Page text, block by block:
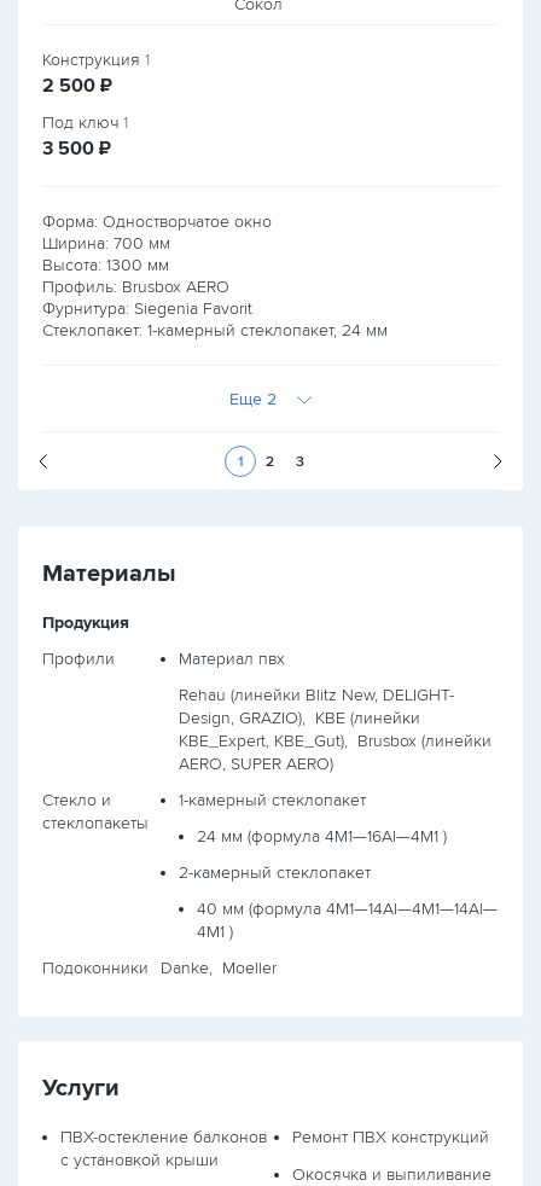
Конструкция 1
2 500 руб.
₽
Под ключ 1
3 500 руб.
₽
Форма: Одностворчатое окно
Ширина: 700 мм
Высота: 1300 мм
Профиль: Brusbox AERO
Фурнитура: Siegenia Favorit
Стеклопакет: 1-камерный стеклопакет, 24 мм
Еще 2
1 2 3
Следующая
Материалы
Продукция
Профили
Материал пвх
Rehau (линейки Blitz New, DELIGHT-
Design, GRAZIO), KBE (линейки
KBE_Expert, KBE_Gut), Brusbox (линейки
AERO, SUPER AERO)
Стекло и
стеклопакеты
1-камерный стеклопакет
24 мм (формула 4М1—16Al—4М1 )
2-камерный стеклопакет
40 мм (формула 4М1—14Al—4М1—14Al—
4М1 )
Подоконники
Danke, Moeller
Услуги
ПВХ-остекление балконов
с установкой крыши
Ремонт ПВХ конструкций
Окосячка и выпиливание